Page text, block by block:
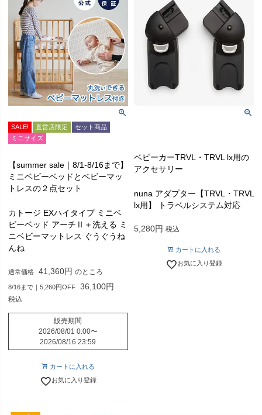
SALE! 直営店限定
セット商品
ミニサイズ
【summer sale｜8/1-8/16まで】
ミニベビーベッドとベビーマッ
トレスの２点セット
カトージ EXハイタイプ ミニベ
ビーベッド アーチⅡ＋洗える ミ
ニベビーマットレス ぐうぐうね
んね
通常価格 41,360 のところ
8/16まで｜5,260円OFF 36,100
税込
販売期間
2026/08/01 0:00〜
2026/08/16 23:59
カートに入れる
お気に入り登録
ベビーカーTRVL・TRVL lx用の
アクセサリー
nuna アダプター【TRVL・TRVL
lx用】 トラベルシステム対応
5,280 税込
カートに入れる
お気に入り登録